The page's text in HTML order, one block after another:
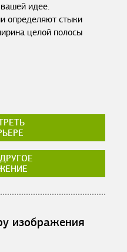
идее.
определяют стыки
целой полосы
изображения